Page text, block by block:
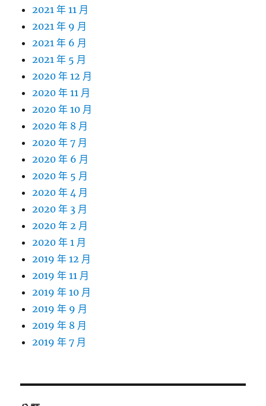
2021 年 11 月
2021 年 9 月
2021 年 6 月
2021 年 5 月
2020 年 12 月
2020 年 11 月
2020 年 10 月
2020 年 8 月
2020 年 7 月
2020 年 6 月
2020 年 5 月
2020 年 4 月
2020 年 3 月
2020 年 2 月
2020 年 1 月
2019 年 12 月
2019 年 11 月
2019 年 10 月
2019 年 9 月
2019 年 8 月
2019 年 7 月